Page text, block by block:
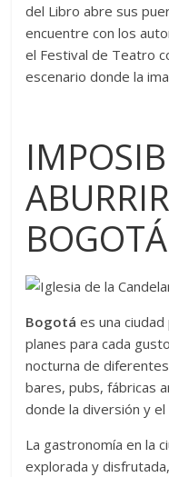
del Libro abre sus
encuentre con los
el Festival de Teatro
escenario donde la
BOGOTÁ
Bogotá es una
planes para cada
nocturna de
bares, pubs, fábricas
donde la diversión y
La gastronomía en la
explorada y